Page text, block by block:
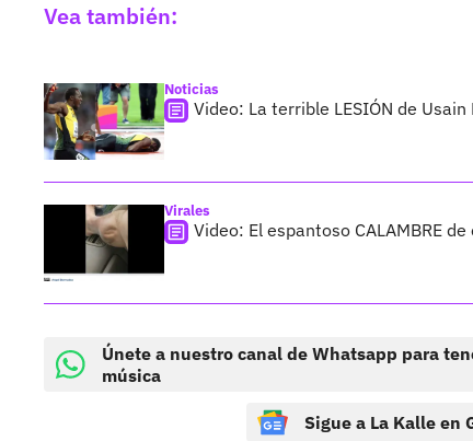
Vea también:
Noticias
Video: La terrible LESIÓN de
Virales
Video: El espantoso CALAMBRE
Únete a nuestro canal de Whatsapp para
música
Sigue a La Kalle en